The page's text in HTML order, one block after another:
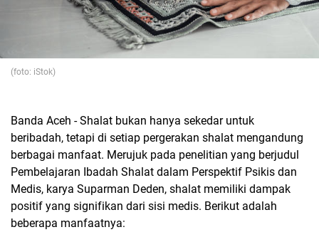
(foto: iStok)
Banda Aceh - Shalat bukan hanya sekedar untuk
beribadah, tetapi di setiap pergerakan shalat mengandung
berbagai manfaat. Merujuk pada penelitian yang berjudul
Pembelajaran Ibadah Shalat dalam Perspektif Psikis dan
Medis, karya Suparman Deden, shalat memiliki dampak
positif yang signifikan dari sisi medis. Berikut adalah
beberapa manfaatnya: